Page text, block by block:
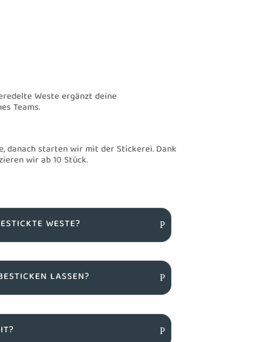
Weste ergänzt deine
Teams.
danach starten wir mit der Stickerei. Dank
wir ab 10 Stück.
WESTE?
LASSEN?